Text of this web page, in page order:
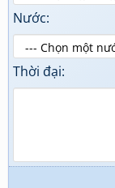
Nước:
Thời đại: